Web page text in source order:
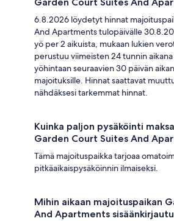
6.8.2026 löydetyt hinnat
And Apartments tulopäivälle
yö per 2 aikuista, mukaan lukien
perustuu viimeisten 24 tunnin
yöhintaan seuraavien 30 päivän
majoituksille. Hinnat saattavat
nähdäksesi tarkemmat hinnat.
Kuinka paljon pysäköinti
Garden Court Suites And
Tämä majoituspaikka tarjoaa
pitkäaikaispysäköinnin ilmaiseksi.
Mihin aikaan majoituspaikan
And Apartments